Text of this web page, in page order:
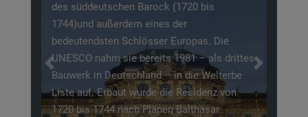
des süddeutschen Barock (1720 bis
1744)und außerdem eines der
bedeutendsten Schlösser Europas. Die
UNESCO nahm sie bereits 1981 – als drittes
Bauwerk in Deutschland – in die Welterbe
Liste auf. Erbaut wurde die Residenz von
1720 bis 1744 nach Plänen Balthasar
Previous Next